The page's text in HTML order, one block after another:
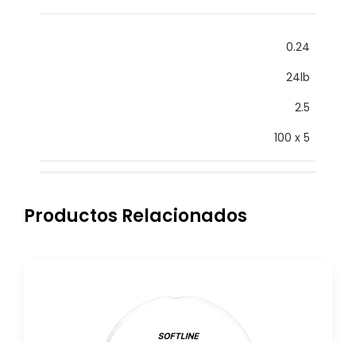
0.24
24lb
2.5
100 x 5
Productos Relacionados